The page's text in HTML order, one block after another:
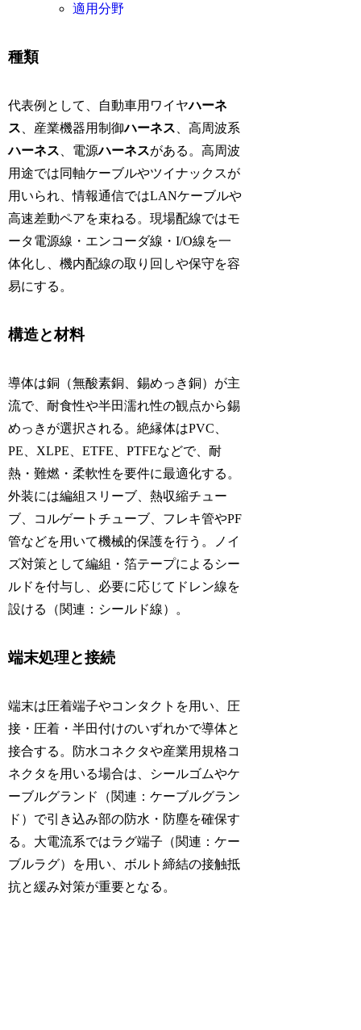
適用分野
種類
代表例として、自動車用ワイヤハーネ
ス 、産業機器用制御ハーネス 、高周波系
ハーネス 、電源ハーネスがある。高周波
用途では同軸ケーブルやツイナックスが
用いられ、情報通信ではLANケーブルや
高速差動ペアを束ねる。現場配線ではモ
ータ電源線・エンコーダ線・I/O線を一
体化し、機内配線の取り回しや保守を容
易にする。
構造と材料
導体は銅（無酸素銅、錫めっき銅）が主
流で、耐食性や半田濡れ性の観点から錫
めっきが選択される。絶縁体はPVC、
PE、XLPE、ETFE、PTFEなどで、耐
熱・難燃・柔軟性を要件に最適化する。
外装には編組スリーブ、熱収縮チュー
ブ、コルゲートチューブ、フレキ管やPF
管などを用いて機械的保護を行う。ノイ
ズ対策として編組・箔テープによるシー
ルドを付与し、必要に応じてドレン線を
設ける（関連：シールド線）。
端末処理と接続
端末は圧着端子やコンタクトを用い、圧
接・圧着・半田付けのいずれかで導体と
接合する。防水コネクタや産業用規格コ
ネクタを用いる場合は、シールゴムやケ
ーブルグランド（関連：ケーブルグラン
ド）で引き込み部の防水・防塵を確保す
る。大電流系ではラグ端子（関連：ケー
ブルラグ）を用い、ボルト締結の接触抵
抗と緩み対策が重要となる。